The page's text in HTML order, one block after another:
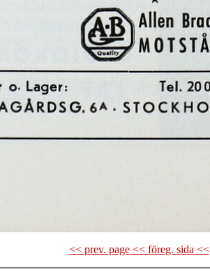
<< prev. page << föreg. sida <<